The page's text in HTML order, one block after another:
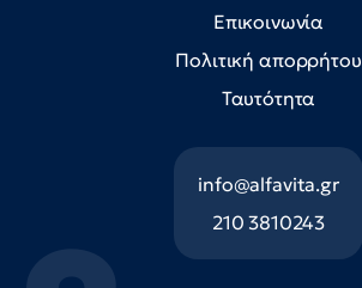
Επικοινωνία
Πολιτική απορρήτου
Ταυτότητα
info@alfavita.gr
210 3810243